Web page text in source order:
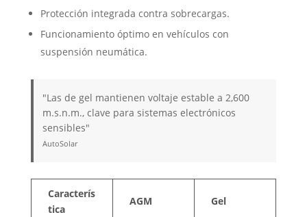
Protección integrada contra sobrecargas.
Funcionamiento óptimo en vehículos con
suspensión neumática.
"Las de gel mantienen voltaje estable a 2,600
m.s.n.m., clave para sistemas electrónicos
sensibles"
AutoSolar
Caracterís
tica
AGM Gel